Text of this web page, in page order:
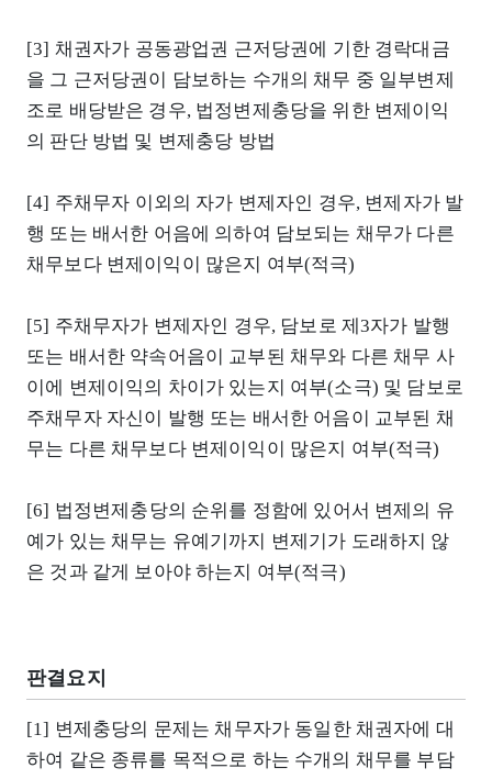
[3] 채권자가 공동광업권 근저당권에 기한 경락대금
을 그 근저당권이 담보하는 수개의 채무 중 일부변제
조로 배당받은 경우, 법정변제충당을 위한 변제이익
의 판단 방법 및 변제충당 방법
[4] 주채무자 이외의 자가 변제자인 경우, 변제자가 발
행 또는 배서한 어음에 의하여 담보되는 채무가 다른
채무보다 변제이익이 많은지 여부(적극)
[5] 주채무자가 변제자인 경우, 담보로 제3자가 발행
또는 배서한 약속어음이 교부된 채무와 다른 채무 사
이에 변제이익의 차이가 있는지 여부(소극) 및 담보로
주채무자 자신이 발행 또는 배서한 어음이 교부된 채
무는 다른 채무보다 변제이익이 많은지 여부(적극)
[6] 법정변제충당의 순위를 정함에 있어서 변제의 유
예가 있는 채무는 유예기까지 변제기가 도래하지 않
은 것과 같게 보아야 하는지 여부(적극)
판결요지
[1] 변제충당의 문제는 채무자가 동일한 채권자에 대
하여 같은 종류를 목적으로 하는 수개의 채무를 부담